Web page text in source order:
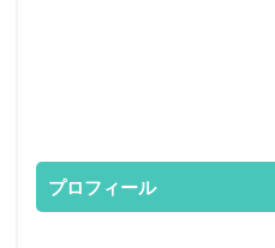
プロフィール